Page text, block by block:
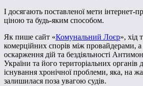
І досягають поставленої мети інтернет-
ціною та будь-яким способом.
Як пише сайт «Комунальний Лоєр», хід
комерційних спорів між провайдерами, а
оскарження дій та бездіяльності
України та його територіальних органів
існування хронічної проблеми, яка, на
залишилася поза увагою судів.